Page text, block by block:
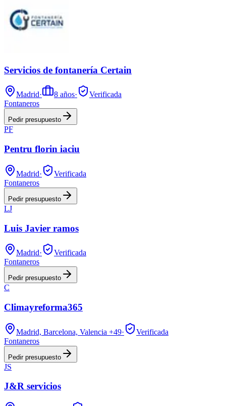
Servicios de fontanería Certain
Madrid· 8 años·
Verificada
Fontaneros
Pedir presupuesto
PF
Pentru florin iaciu
Madrid·
Verificada
Fontaneros
Pedir presupuesto
LJ
Luis Javier ramos
Madrid·
Verificada
Fontaneros
Pedir presupuesto
C
Climayreforma365
Madrid, Barcelona, Valencia +49·
Verificada
Fontaneros
Pedir presupuesto
JS
J&R servicios